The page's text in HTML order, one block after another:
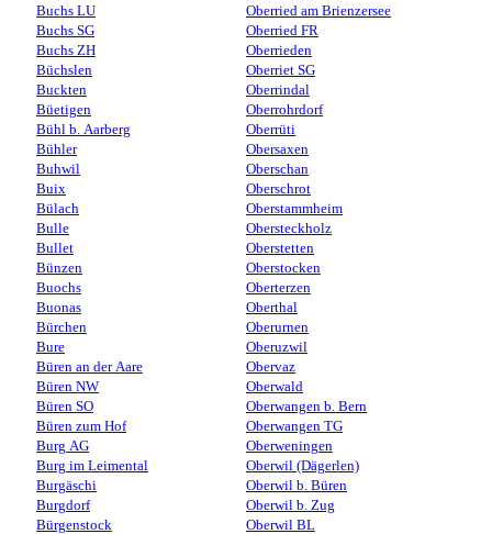
Buchs LU
Buchs SG
Buchs ZH
Büchslen
Buckten
Büetigen
Bühl b. Aarberg
Bühler
Buhwil
Buix
Bülach
Bulle
Bullet
Bünzen
Buochs
Buonas
Bürchen
Bure
Büren an der Aare
Büren NW
Büren SO
Büren zum Hof
Burg AG
Burg im Leimental
Burgäschi
Burgdorf
Bürgenstock
Oberried am Brienzersee
Oberried FR
Oberrieden
Oberriet SG
Oberrindal
Oberrohrdorf
Oberrüti
Obersaxen
Oberschan
Oberschrot
Oberstammheim
Obersteckholz
Oberstetten
Oberstocken
Oberterzen
Oberthal
Oberurnen
Oberuzwil
Obervaz
Oberwald
Oberwangen b. Bern
Oberwangen TG
Oberweningen
Oberwil (Dägerlen)
Oberwil b. Büren
Oberwil b. Zug
Oberwil BL